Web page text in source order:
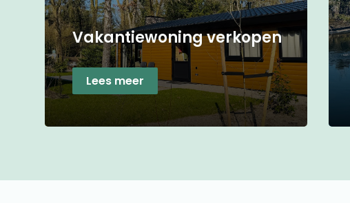
Vakantiewoning verkopen
Lees meer